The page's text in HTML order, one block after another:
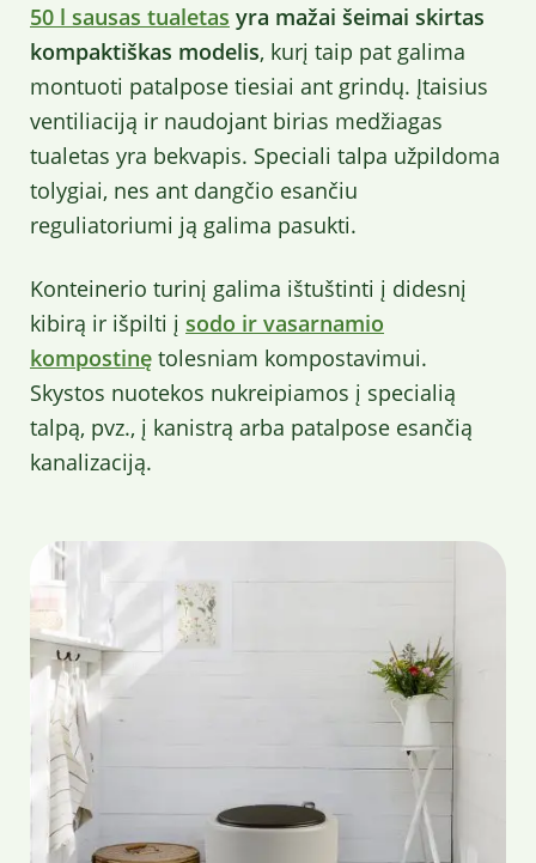
50 l sausas tualetas yra mažai šeimai skirtas
kompaktiškas modelis, kurį taip pat galima
montuoti patalpose tiesiai ant grindų. Įtaisius
ventiliaciją ir naudojant birias medžiagas
tualetas yra bekvapis. Speciali talpa užpildoma
tolygiai, nes ant dangčio esančiu
reguliatoriumi ją galima pasukti.
Konteinerio turinį galima ištuštinti į didesnį
kibirą ir išpilti į sodo ir vasarnamio
kompostinę tolesniam kompostavimui.
Skystos nuotekos nukreipiamos į specialią
talpą, pvz., į kanistrą arba patalpose esančią
kanalizaciją.